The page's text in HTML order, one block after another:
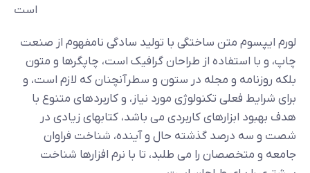
است
لورم ایپسوم متن ساختگی با تولید سادگی نامفهوم از صنعت
چاپ، و با استفاده از طراحان گرافیک است، چاپگرها و متون
بلکه روزنامه و مجله در ستون و سطرآنچنان که لازم است، و
برای شرایط فعلی تکنولوژی مورد نیاز، و کاربردهای متنوع با
هدف بهبود ابزارهای کاربردی می باشد، کتابهای زیادی در
شصت و سه درصد گذشته حال و آینده، شناخت فراوان
جامعه و متخصصان را می طلبد، تا با نرم افزارها شناخت